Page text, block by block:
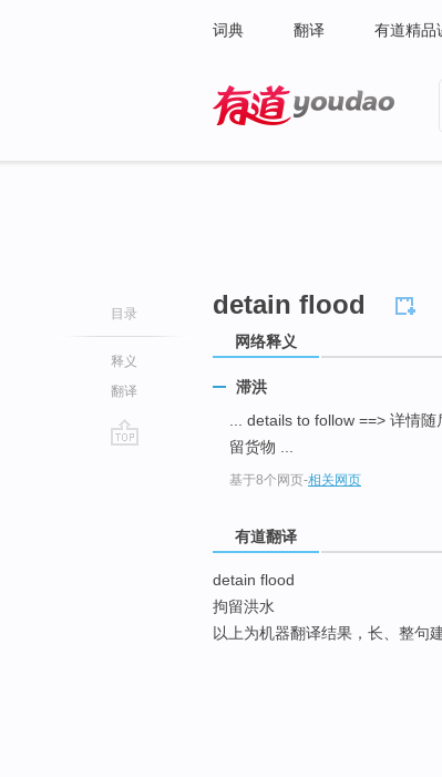
词典 翻译 有道精品
目录
释义
翻译
detain flood
网络释义
滞洪
... details to follow ==> 详情
留货物 ...
基于8个网页-相关网页
有道翻译
detain flood
拘留洪水
以上为机器翻译结果，长、整句